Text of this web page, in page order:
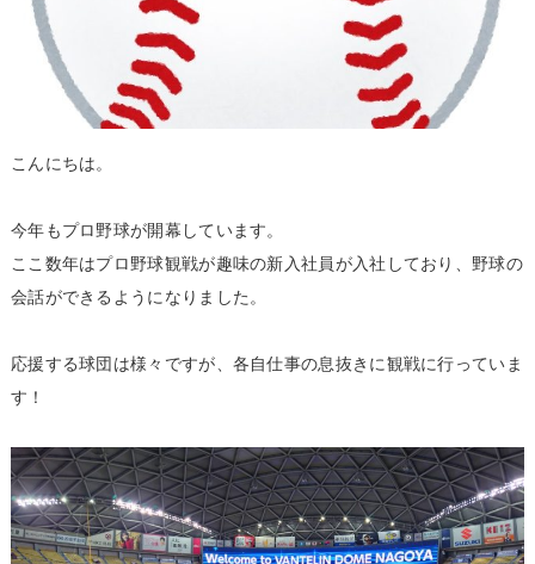
こんにちは。
今年もプロ野球が開幕しています。
ここ数年はプロ野球観戦が趣味の新入社員が入社しており、野球の
会話ができるようになりました。
応援する球団は様々ですが、各自仕事の息抜きに観戦に行っていま
す！